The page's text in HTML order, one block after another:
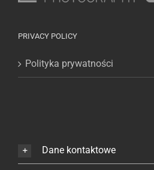
PRIVACY POLICY
Polityka prywatności
Dane kontaktowe